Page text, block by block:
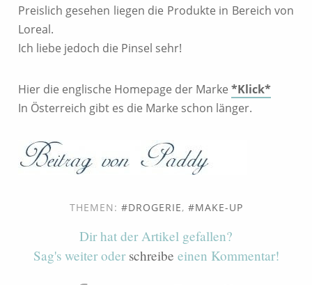
Preislich gesehen liegen die Produkte in Bereich von
Loreal.
Ich liebe jedoch die Pinsel sehr!
Hier die englische Homepage der Marke *Klick*
In Österreich gibt es die Marke schon länger.
THEMEN: DROGERIE, MAKE-UP
Dir hat der Artikel gefallen?
Sag's weiter oder schreibe einen Kommentar!